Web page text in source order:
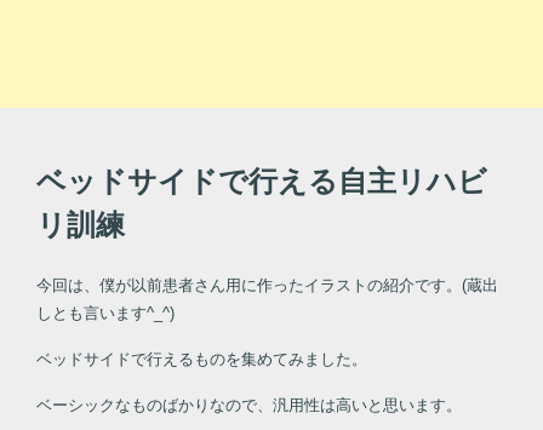
ベッドサイドで行える自主リハビ
リ訓練
今回は、僕が以前患者さん用に作ったイラストの紹介です。(蔵出
しとも言います^_^)
ベッドサイドで行えるものを集めてみました。
ベーシックなものばかりなので、汎用性は高いと思います。